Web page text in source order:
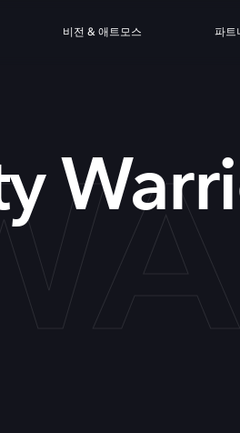
비전 & 애트모스 파트